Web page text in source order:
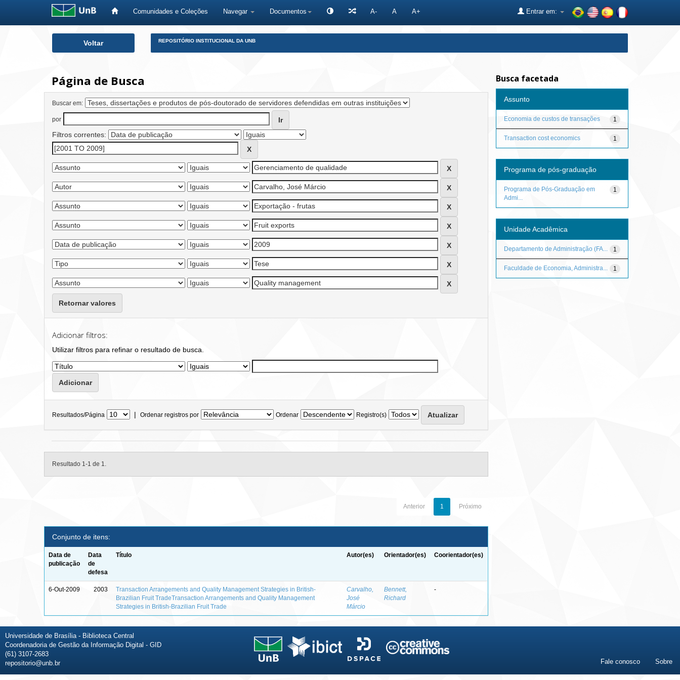
Comunidades e Coleções Navegar Documentos A- A A+ Entrar em:
Voltar REPOSITÓRIO INSTITUCIONAL DA UNB
Página de Busca
Buscar em:
por
Filtros correntes:
Retornar valores
Adicionar filtros:
Utilizar filtros para refinar o resultado de busca.
Resultados/Página | Ordenar registros por Ordenar Registro(s)
Resultado 1-1 de 1.
Anterior 1 Próximo
Conjunto de itens:
Data de
publicação
Data
de
defesa
Título Autor(es) Orientador(es) Coorientador(es)
6-Out-2009 2003
Transaction Arrangements and Quality Management Strategies in British-
Brazilian Fruit TradeTransaction Arrangements and Quality Management
Strategies in British-Brazilian Fruit Trade
Carvalho,
José
Márcio
Bennett,
Richard
-
Busca facetada
Assunto
1
Economia de custos de transações
1
Transaction cost economics
Programa de pós-graduação
1
Programa de Pós-Graduação em
Admi...
Unidade Acadêmica
1
Departamento de Administração (FA...
1
Faculdade de Economia, Administra...
Universidade de Brasília - Biblioteca Central
Coordenadoria de Gestão da Informação Digital - GID
(61) 3107-2683
repositorio@unb.br
Fale conosco Sobre